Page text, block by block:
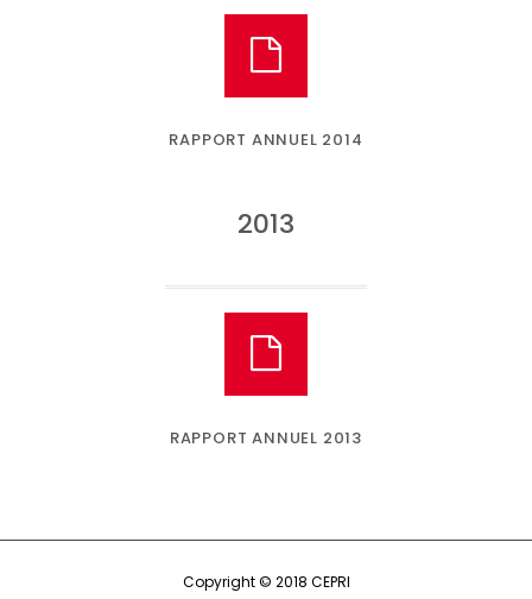
RAPPORT ANNUEL 2014
2013
RAPPORT ANNUEL 2013
Copyright © 2018 CEPRI